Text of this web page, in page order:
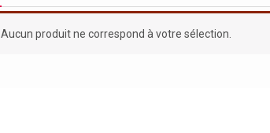
Aucun produit ne correspond à votre sélection.